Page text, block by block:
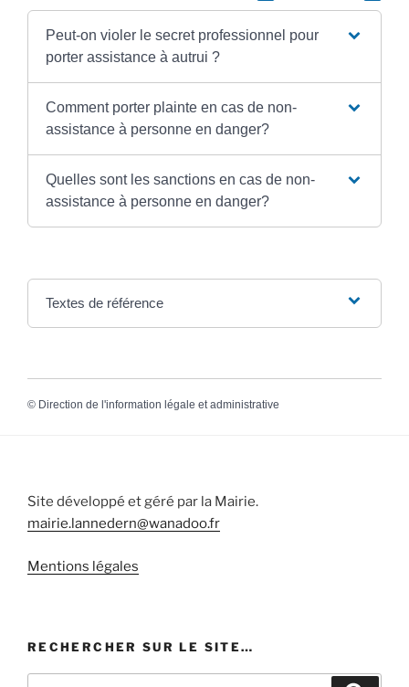
Peut-on violer le secret professionnel pour
porter assistance à autrui ?
Comment porter plainte en cas de non-
assistance à personne en danger?
Quelles sont les sanctions en cas de non-
assistance à personne en danger?
Textes de référence
© Direction de l'information légale et administrative
Site développé et géré par la Mairie.
mairie.lannedern@wanadoo.fr
Mentions légales
RECHERCHER SUR LE SITE…